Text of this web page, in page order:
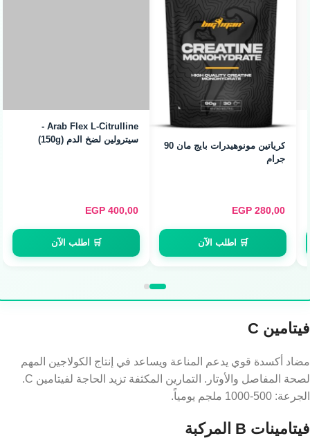
كرياتين مونوهيدرات بايج مان 90
جرام
280,00
EGP
🛒 اطلب الآن
400,00
EGP
🛒 اطلب الآن
فيتامين C
مضاد أكسدة قوي يدعم المناعة ويساعد في إنتاج الكولاجين المهم
لصحة المفاصل والأوتار. التمارين المكثفة تزيد الحاجة لفيتامين C.
الجرعة: 500-1000 ملجم يومياً.
فيتامينات B المركبة